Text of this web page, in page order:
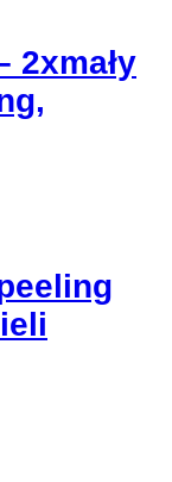
2xmały